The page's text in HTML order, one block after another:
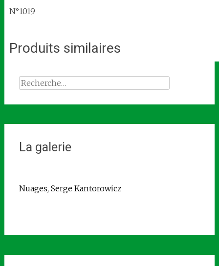
N°1019
Produits similaires
Rechercher :
La galerie
Nuages, Serge Kantorowicz